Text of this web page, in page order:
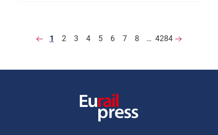
1 2 3 4 5 6 7 8 … 4284